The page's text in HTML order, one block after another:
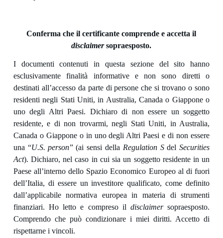
Conferma che il certificante comprende e accetta il
disclaimersopraesposto.
I documenti contenuti in questa sezione del sito hanno
esclusivamente finalità informative e non sono diretti o
destinati all’accesso da parte di persone che si trovano o sono
residenti negli Stati Uniti, in Australia, Canada o Giappone o
uno degli Altri Paesi. Dichiaro di non essere un soggetto
residente, e di non trovarmi, negli Stati Uniti, in Australia,
Canada o Giappone o in uno degli Altri Paesi e di non essere
una “U.S. person” (ai sensi della Regulation SdelSecurities
Act). Dichiaro, nel caso in cui sia un soggetto residente in un
Paese all’interno dello Spazio Economico Europeo al di fuori
dell’Italia, di essere un investitore qualificato, come definito
dall’applicabile normativa europea in materia di strumenti
finanziari. Ho letto e compreso il disclaimersopraesposto.
Comprendo che può condizionare i miei diritti. Accetto di
rispettarne i vincoli.